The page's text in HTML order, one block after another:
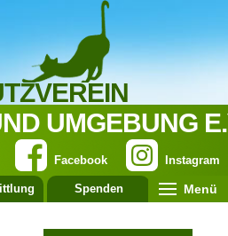
UMGEBUNG
Instagram
Facebook
Spenden Menü